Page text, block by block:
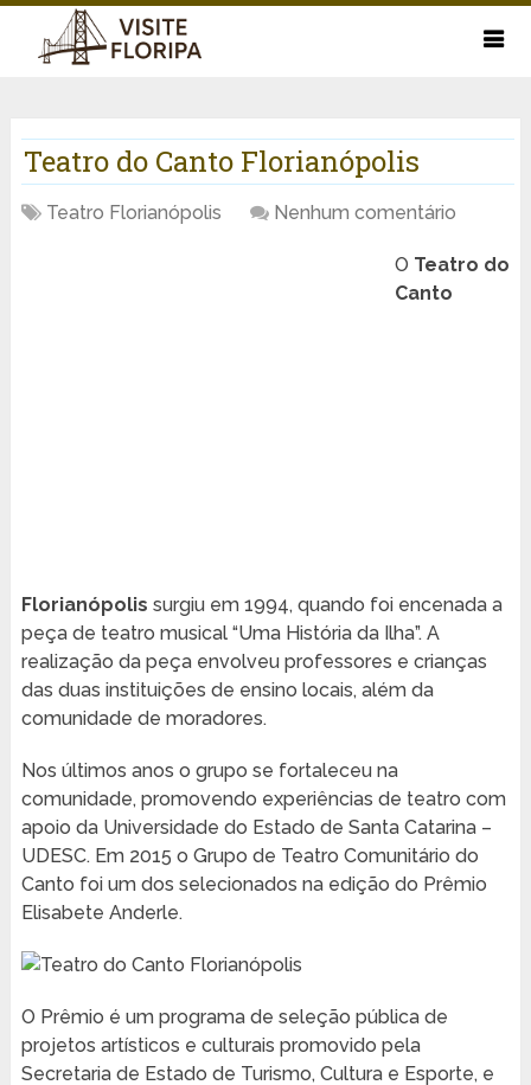
Teatro do Canto Florianópolis
Teatro Florianópolis Nenhum comentário
O Teatro do
Canto
Florianópolis surgiu em 1994, quando foi encenada a
peça de teatro musical “Uma História da Ilha”. A
realização da peça envolveu professores e crianças
das duas instituições de ensino locais, além da
comunidade de moradores.
Nos últimos anos o grupo se fortaleceu na
comunidade, promovendo experiências de teatro com
apoio da Universidade do Estado de Santa Catarina –
UDESC. Em 2015 o Grupo de Teatro Comunitário do
Canto foi um dos selecionados na edição do Prêmio
Elisabete Anderle.
O Prêmio é um programa de seleção pública de
projetos artísticos e culturais promovido pela
Secretaria de Estado de Turismo, Cultura e Esporte, e